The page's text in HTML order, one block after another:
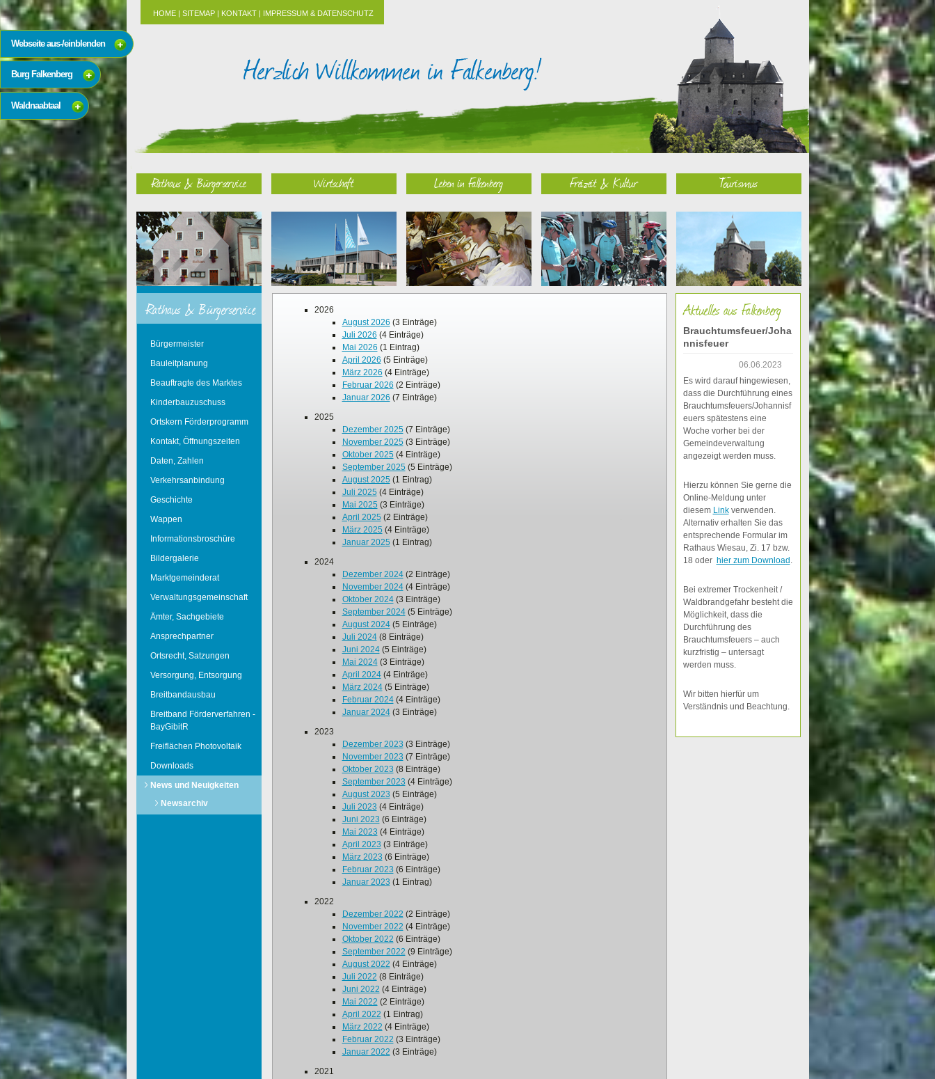
HOME| SITEMAP| KONTAKT| IMPRESSUM & DATENSCHUTZ
Rathaus & Bürgerservice Wirtschaft Leben in Falkenberg Freizeit & Kultur Tourismus
Rathaus & Bürgerservice
Bürgermeister
Bauleitplanung
Beauftragte des Marktes
Kinderbauzuschuss
Ortskern Förderprogramm
Kontakt, Öffnungszeiten
Daten, Zahlen
Verkehrsanbindung
Geschichte
Wappen
Informationsbroschüre
Bildergalerie
Marktgemeinderat
Verwaltungsgemeinschaft
Ämter, Sachgebiete
Ansprechpartner
Ortsrecht, Satzungen
Versorgung, Entsorgung
Breitbandausbau
Breitband Förderverfahren -
BayGibitR
Freiflächen Photovoltaik
Downloads
News und Neuigkeiten
Newsarchiv
2026
August 2026 (3 Einträge)
Juli 2026 (4 Einträge)
Mai 2026 (1 Eintrag)
April 2026 (5 Einträge)
März 2026 (4 Einträge)
Februar 2026 (2 Einträge)
Januar 2026 (7 Einträge)
2025
Dezember 2025(7 Einträge)
November 2025(3 Einträge)
Oktober 2025(4 Einträge)
September 2025(5 Einträge)
August 2025(1 Eintrag)
Juli 2025 (4 Einträge)
Mai 2025 (3 Einträge)
April 2025 (2 Einträge)
März 2025 (4 Einträge)
Januar 2025 (1 Eintrag)
2024
Dezember 2024(2 Einträge)
November 2024(4 Einträge)
Oktober 2024(3 Einträge)
September 2024(5 Einträge)
August 2024(5 Einträge)
Juli 2024(8 Einträge)
Juni 2024(5 Einträge)
Mai 2024(3 Einträge)
April 2024(4 Einträge)
März 2024(5 Einträge)
Februar 2024(4 Einträge)
Januar 2024(3 Einträge)
2023
Dezember 2023 (3 Einträge)
November 2023 (7 Einträge)
Oktober 2023 (8 Einträge)
September 2023 (4 Einträge)
August 2023 (5 Einträge)
Juli 2023 (4 Einträge)
Juni 2023 (6 Einträge)
Mai 2023 (4 Einträge)
April 2023 (3 Einträge)
März 2023 (6 Einträge)
Februar 2023 (6 Einträge)
Januar 2023 (1 Eintrag)
2022
Dezember 2022 (2 Einträge)
November 2022 (4 Einträge)
Oktober 2022 (6 Einträge)
September 2022 (9 Einträge)
August 2022 (4 Einträge)
Juli 2022 (8 Einträge)
Juni 2022 (4 Einträge)
Mai 2022 (2 Einträge)
April 2022 (1 Eintrag)
März 2022 (4 Einträge)
Februar 2022 (3 Einträge)
Januar 2022 (3 Einträge)
2021
Aktuelles aus Falkenberg
Brauchtumsfeuer/Joha
nnisfeuer
06.06.2023
Es wird darauf hingewiesen,
dass die Durchführung eines
Brauchtumsfeuers/Johannisf
euers spätestens eine
Woche vorher bei der
Gemeindeverwaltung
angezeigt werden muss.
Hierzu können Sie gerne die
Online-Meldung unter
diesem Linkverwenden.
Alternativ erhalten Sie das
entsprechende Formular im
Rathaus Wiesau, Zi. 17 bzw.
18 oder hier zum Download .
Bei extremer Trockenheit /
Waldbrandgefahr besteht die
Möglichkeit, dass die
Durchführung des
Brauchtumsfeuers – auch
kurzfristig – untersagt
werden muss.
Wir bitten hierfür um
Verständnis und Beachtung.
Webseite aus-/einblenden
Burg Falkenberg
Waldnaabtaal